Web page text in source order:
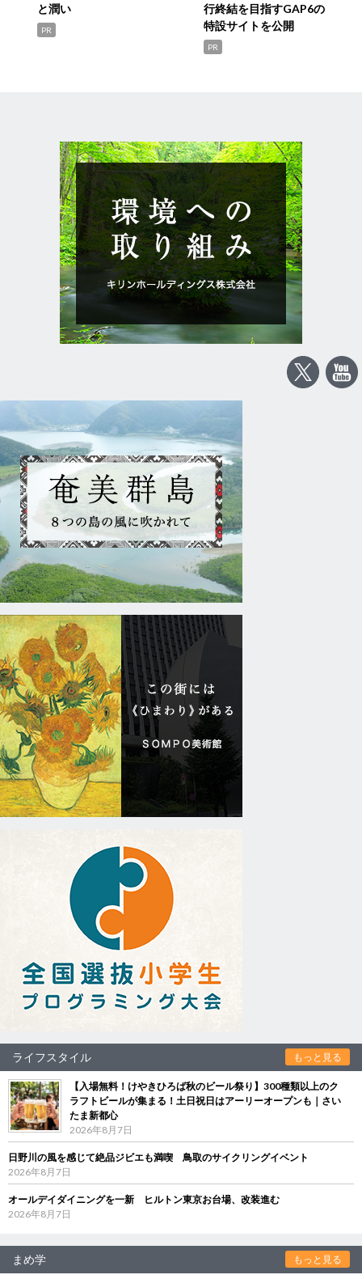
と潤い
PR
行終結を目指すGAP6の
特設サイトを公開
PR
ライフスタイル もっと見る
【入場無料！けやきひろば秋のビール祭り】300種類以上のク
ラフトビールが集まる！土日祝日はアーリーオープンも｜さい
たま新都心
2026年8月7日
日野川の風を感じて絶品ジビエも満喫 鳥取のサイクリングイベント
2026年8月7日
オールデイダイニングを一新 ヒルトン東京お台場、改装進む
2026年8月7日
まめ学 もっと見る